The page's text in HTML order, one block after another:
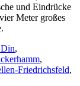
und Eindrücke
Meter großes
,
,
Friedrichsfeld,